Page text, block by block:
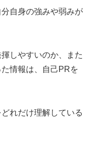
自身の強みや弱みが
しやすいのか、また
情報は、自己PRを
れだけ理解している